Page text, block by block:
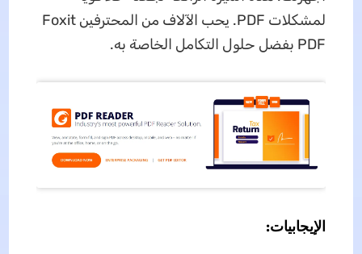
لمشكلات PDF. يحب الآلاف من المحترفين Foxit
PDF بفضل حلول التكامل الخاصة به.
الإيجابيات: